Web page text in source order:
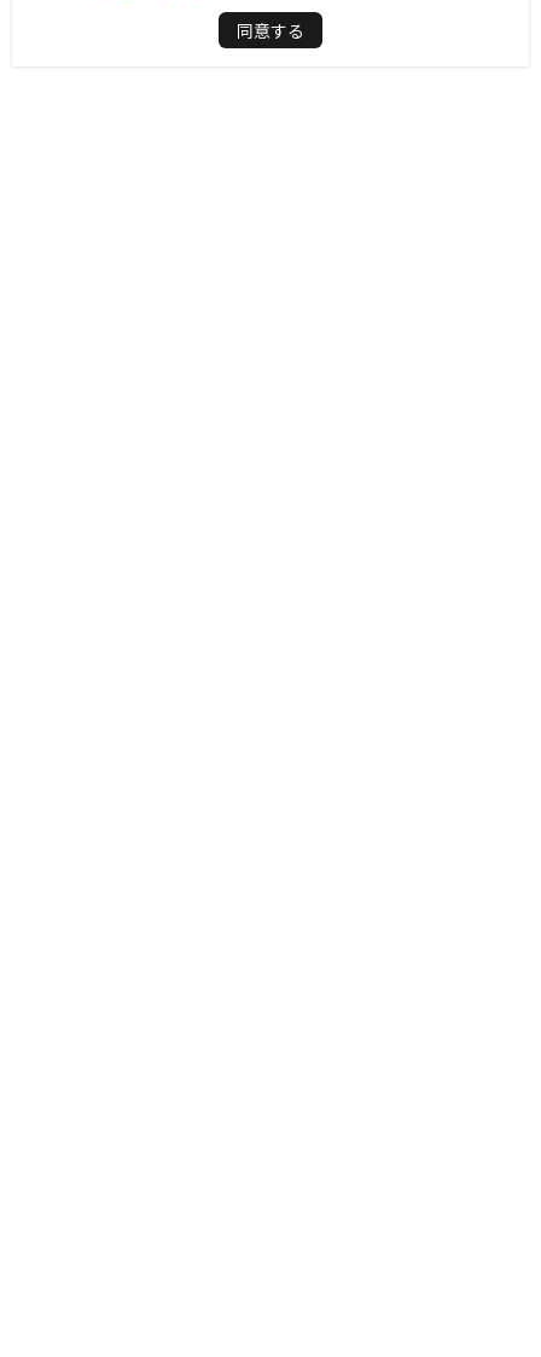
同意する